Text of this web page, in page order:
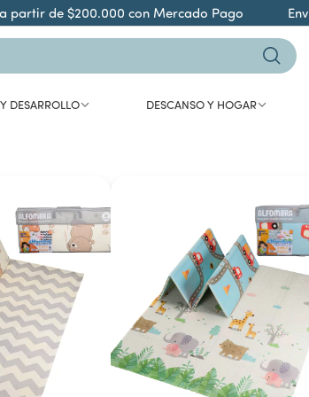
de $200.000 con Mercado Pago Envió
DESARROLLO DESCANSO Y HOGAR